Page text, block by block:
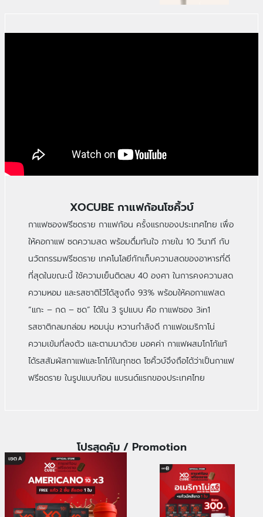
XOCUBE กาแฟก้อนโซคิ้วบ์
กาแฟซองฟรีซดราย กาแฟก้อน ครั้งแรกของประเทศไทย เพื่อ
ให้คอกาแฟ ซดความสด พร้อมดื่มทันใจ ภายใน 10 วินาที กับ
นวัตกรรมฟรีซดราย เทคโนโลยีกักเก็บความสดของอาหารที่ดี
ที่สุดในขณะนี้ ใช้ความเย็นติดลบ 40 องศา ในการคงความสด
ความหอม และรสชาติไว้ได้สูงถึง 93% พร้อมให้คอกาแฟสด
“แกะ – กด – ซด” ได้ใน 3 รูปแบบ คือ กาแฟซอง 3in1
รสชาติกลมกล่อม หอมนุ่ม หวานกําลังดี กาแฟอเมริกาโน่
ความเข้มที่ลงตัว และตามมาด้วย มอคค่า กาแฟผสมโกโก้แท้
ได้รสสัมผัสกาแฟและโกโก้ในทุกซด โซคิ้วบ์จึงถือได้ว่าเป็นกาแฟ
ฟรีซดราย ในรูปแบบก้อน แบรนด์แรกของประเทศไทย
โปรสุดคุ้ม / Promotion